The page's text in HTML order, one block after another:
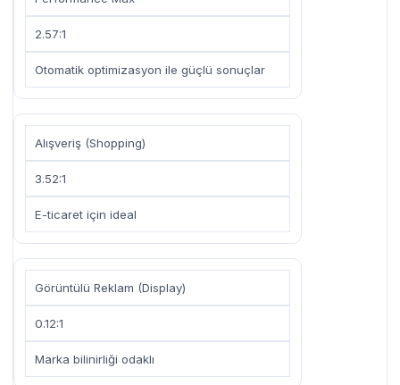
2.57:1
Otomatik optimizasyon ile güçlü sonuçlar
Alışveriş (Shopping)
3.52:1
E-ticaret için ideal
Görüntülü Reklam (Display)
0.12:1
Marka bilinirliği odaklı